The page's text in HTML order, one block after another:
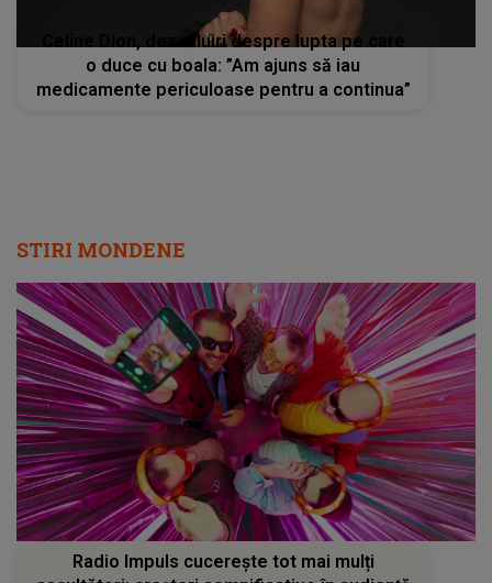
Celine Dion, dezvăluiri despre lupta pe care
o duce cu boala: ”Am ajuns să iau
medicamente periculoase pentru a continua”
STIRI MONDENE
Radio Impuls cucerește tot mai mulți